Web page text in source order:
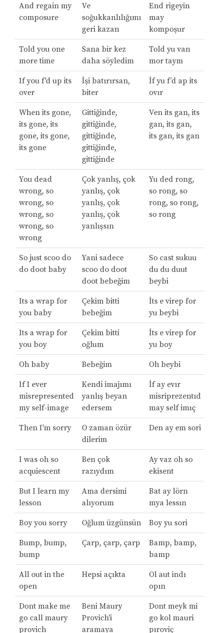
And regain my
composure
Ve
soğukkanlılığımı
geri kazan
End rigeyin
may
kompoşur
Told you one
more time
Sana bir kez
daha söyledim
Told yu van
mor taym
If you f'd up its
over
İşi batırırsan,
biter
İf yu f’d ap its
ovır
When its gone,
its gone, its
gone, its gone,
its gone
Gittiğinde,
gittiğinde,
gittiğinde,
gittiğinde,
gittiğinde
Ven its gan, its
gan, its gan,
its gan, its gan
You dead
wrong, so
wrong, so
wrong, so
wrong, so
wrong
Çok yanlış, çok
yanlış, çok
yanlış, çok
yanlış, çok
yanlışsın
Yu ded rong,
so rong, so
rong, so rong,
so rong
So just scoo do
do doot baby
Yani sadece
scoo do doot
doot bebeğim
So cast sukuu
du du duut
beybi
Its a wrap for
you baby
Çekim bitti
bebeğim
İts e virep for
yu beybi
Its a wrap for
you boy
Çekim bitti
oğlum
İts e virep for
yu boy
Oh baby Bebeğim Oh beybi
If I ever
misrepresented
my self-image
Kendi imajımı
yanlış beyan
edersem
İf ay evır
misriprezentıd
may self imıç
Then I'm sorry
O zaman özür
dilerim
Den ay em sori
I was oh so
acquiescent
Ben çok
razıydım
Ay vaz oh so
ekisent
But I learn my
lesson
Ama dersimi
alıyorum
Bat ay lörn
mya lessın
Boy you sorry Oğlum üzgünsün Boy yu sori
Bump, bump,
bump
Çarp, çarp, çarp
Bamp, bamp,
bamp
All out in the
open
Hepsi açıkta
Ol aut indı
opın
Dont make me
go call maury
provich
Beni Maury
Provich'i
aramaya
Dont meyk mi
go kol mauri
pıroviç